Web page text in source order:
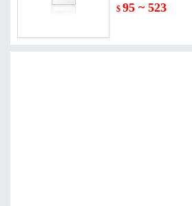
$95 ~ 523